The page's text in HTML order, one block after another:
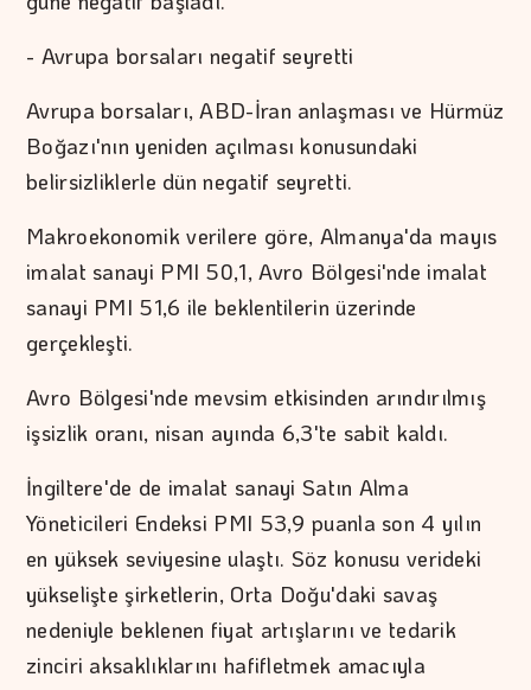
- Avrupa borsaları negatif seyretti
Avrupa borsaları, ABD-İran anlaşması ve Hürmüz
Boğazı'nın yeniden açılması konusundaki
belirsizliklerle dün negatif seyretti.
Makroekonomik verilere göre, Almanya'da mayıs
imalat sanayi PMI 50,1, Avro Bölgesi'nde imalat
sanayi PMI 51,6 ile beklentilerin üzerinde
gerçekleşti.
Avro Bölgesi'nde mevsim etkisinden arındırılmış
işsizlik oranı, nisan ayında 6,3'te sabit kaldı.
İngiltere'de de imalat sanayi Satın Alma
Yöneticileri Endeksi PMI 53,9 puanla son 4 yılın
en yüksek seviyesine ulaştı. Söz konusu verideki
yükselişte şirketlerin, Orta Doğu'daki savaş
nedeniyle beklenen fiyat artışlarını ve tedarik
zinciri aksaklıklarını hafifletmek amacıyla